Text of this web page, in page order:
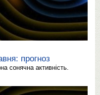
прогноз
сонячна активність.